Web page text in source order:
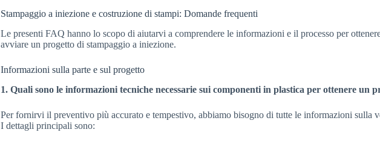
Stampaggio a iniezione e costruzione di stampi: Domande frequenti
Le presenti FAQ hanno lo scopo di aiutarvi a comprendere le informazioni e il processo per
avviare un progetto di stampaggio a iniezione.
Informazioni sulla parte e sul progetto
1. Quali sono le informazioni tecniche necessarie sui componenti in plastica per ottenere un
Per fornirvi il preventivo più accurato e tempestivo, abbiamo bisogno di tutte le informazioni sulla
I dettagli principali sono: